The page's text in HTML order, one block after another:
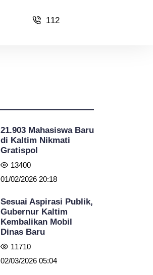
112
21.903 Mahasiswa Baru
di Kaltim Nikmati
Gratispol
13400
01/02/2026 20:18
Sesuai Aspirasi Publik,
Gubernur Kaltim
Kembalikan Mobil
Dinas Baru
11710
02/03/2026 05:04